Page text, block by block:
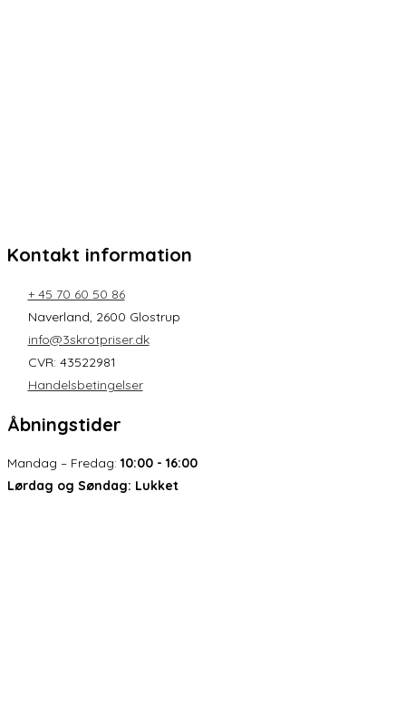
Kontakt information
+ 45 70 60 50 86
Naverland, 2600 Glostrup
info@3skrotpriser.dk
CVR: 43522981
Handelsbetingelser
Åbningstider
Mandag – Fredag: 10:00 - 16:00
Lørdag og Søndag: Lukket